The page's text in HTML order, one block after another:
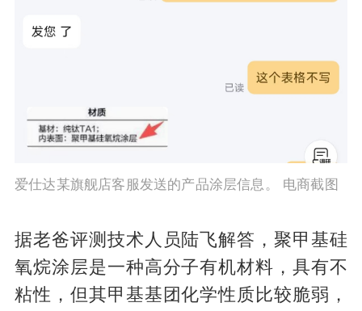
爱仕达某旗舰店客服发送的产品涂层信息。 电商截图
据老爸评测技术人员陆飞解答，聚甲基硅
氧烷涂层是一种高分子有机材料，具有不
粘性，但其甲基基团化学性质比较脆弱，